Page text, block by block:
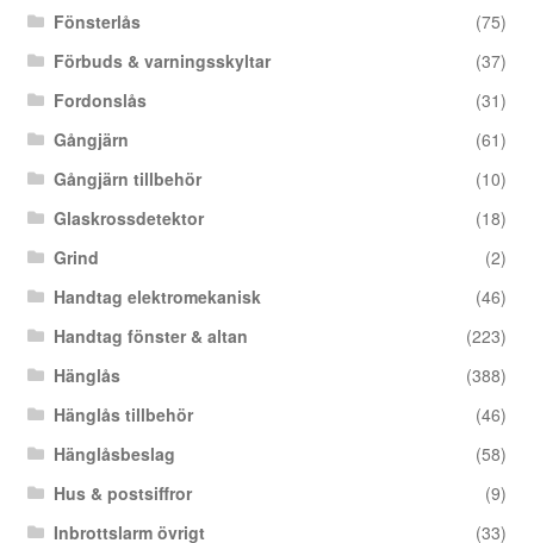
Fönsterlås
(75)
Förbuds & varningsskyltar
(37)
Fordonslås
(31)
Gångjärn
(61)
Gångjärn tillbehör
(10)
Glaskrossdetektor
(18)
Grind
(2)
Handtag elektromekanisk
(46)
Handtag fönster & altan
(223)
Hänglås
(388)
Hänglås tillbehör
(46)
Hänglåsbeslag
(58)
Hus & postsiffror
(9)
Inbrottslarm övrigt
(33)